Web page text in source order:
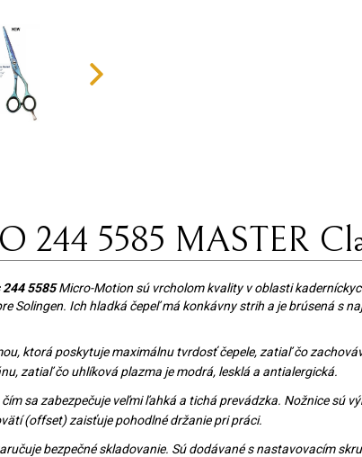
244 5585 MASTER
244 5585Micro-Motion sú vrcholom kvality v oblasti
Solingen. Ich hladká čepeľ má konkávny strih a je brúsená s
ktorá poskytuje maximálnu tvrdosť čepele, zatiaľ čo
zatiaľ čo uhlíková plazma je modrá, lesklá a antialergická.
sa zabezpečuje veľmi ľahká a tichá prevádzka. Nožnice sú
(offset) zaisťuje pohodlné držanie pri práci.
bezpečné skladovanie. Sú dodávané s nastavovacím